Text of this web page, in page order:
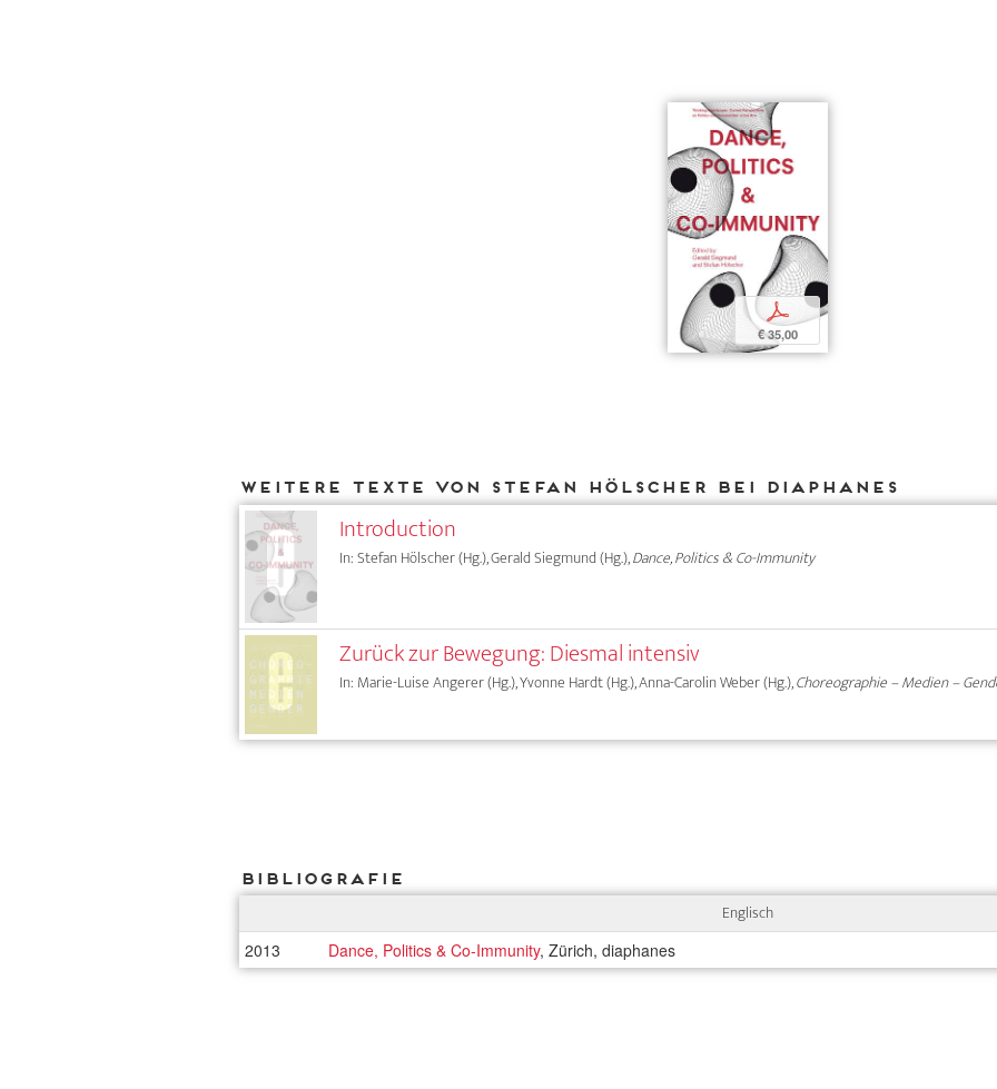
p
€ 35,00
Weitere Texte von Stefan Hölscher bei DIAPHANES
Introduction
In: Stefan Hölscher (Hg.), Gerald Siegmund (Hg.),Dance, Politics & Co-Immunity
Zurück zur Bewegung: Diesmal intensiv
In: Marie-Luise Angerer (Hg.), Yvonne Hardt (Hg.), Anna-Carolin Weber (Hg.),Choreographie – Medien –
Bibliografie
Englisch
2013 Dance, Politics & Co-Immunity, Zürich, diaphanes